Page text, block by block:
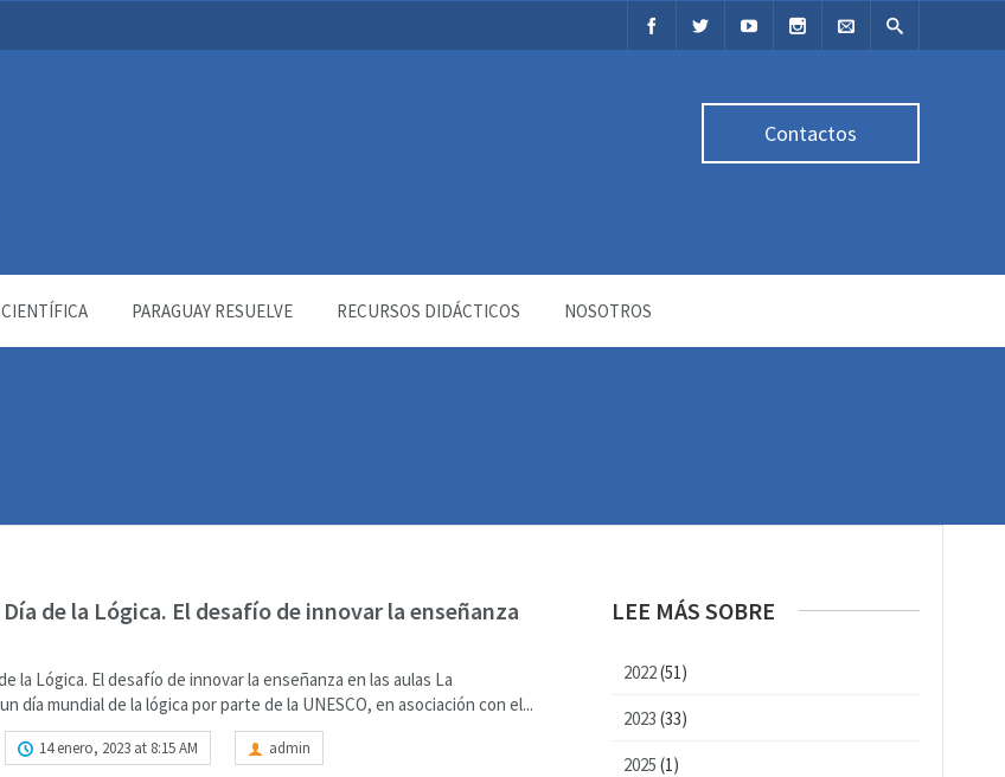
Contactos
PARAGUAY RESUELVE RECURSOS DIDÁCTICOS NOSOTROS
de la Lógica. El desafío de innovar la enseñanza
la Lógica. El desafío de innovar la enseñanza en las aulas La
día mundial de la lógica por parte de la UNESCO, en asociación con el...
14 enero, 2023 at 8:15 AM admin
LEE MÁS SOBRE
2022(51)
2023 (33)
2025 (1)